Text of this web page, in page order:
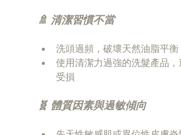
🚿 清潔習慣不當
洗頭過頻，破壞天然油脂平衡
使用清潔力過強的洗髮產品，
受損
🧬 體質因素與過敏傾向